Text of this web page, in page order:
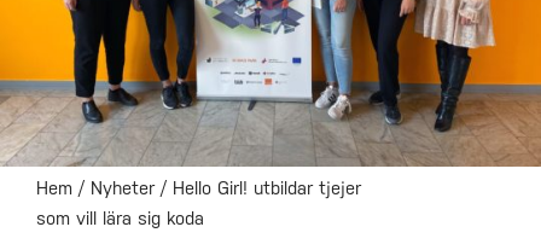
Hem / Nyheter/ Hello Girl! utbildar tjejer
som vill lära sig koda